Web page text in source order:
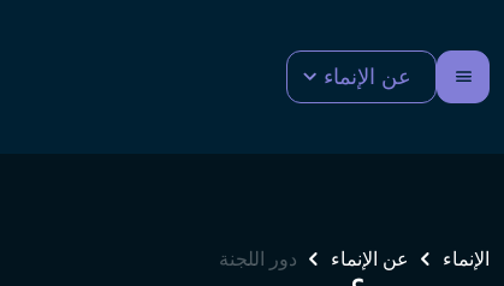
عن الإنماء
الإنماء عن الإنماء دور اللجنة